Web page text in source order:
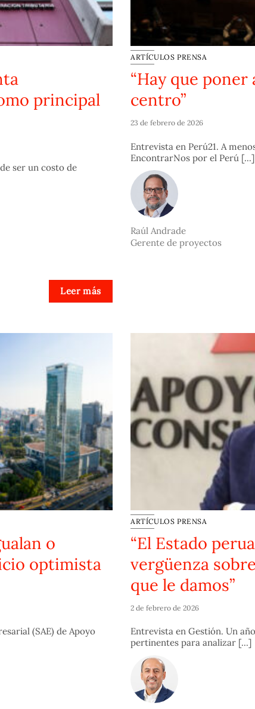
principal
ser un costo de
Leer más
ARTÍCULOS PRENSA
“Hay que
centro”
23 de febrero de 2026
Entrevista en Perú21. A
EncontrarNos por el Perú [...]
Raúl Andrade
Gerente de proyectos
o
optimista
(SAE) de Apoyo
ARTÍCULOS PRENSA
“El Estado
vergüenza
que le damos”
2 de febrero de 2026
Entrevista en Gestión. Un
pertinentes para analizar [...]